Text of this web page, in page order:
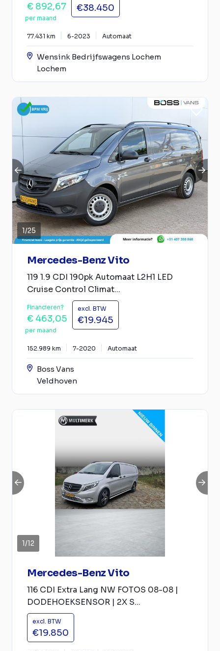
€ 892,67
per maand
€38.450
77.431 km 6-2023 Automaat
Wensink Bedrijfswagens Lochem
Lochem
1/25
Mercedes-Benz Vito
119 1.9 CDI 190pk Automaat L2H1 LED
Cruise Control Climat...
Financieren?
€ 463,05
per maand
excl. BTW
€19.945
152.989 km 7-2020 Automaat
Boss Vans
Veldhoven
1/12
Mercedes-Benz Vito
116 CDI Extra Lang NW FOTOS 08-08 |
DODEHOEKSENSOR | 2X S...
excl. BTW
€19.850